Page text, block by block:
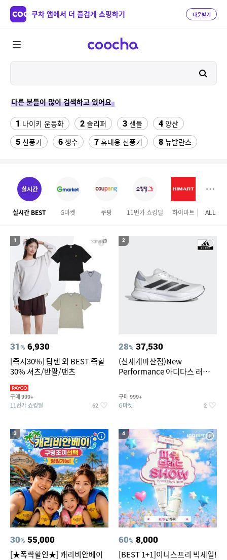
쿠차 앱에서 더 즐겁게 쇼핑하기 다운받기
다른 분들이 많이 검색하고 있어요
1 나이키 운동화 2 슬리퍼 3 샌들 4 양산
5 선풍기 6 생수 7 휴대용 선풍기 8 뉴발란스
12 rnrn 러닝조끼 구혜선
15 속초 체스터톤스
18 무대의상 19 20 블루원 ALL
실시간
실시간 BEST G마켓 쿠팡 11번가 쇼킹딜 하이마트
1
31% 6,930
[즉시30%] 탑텐 외 BEST 즉할
30% 셔츠/반팔/팬츠
구매 999+
11번가 쇼킹딜 62
2
28% 37,530
(신세계마산점)New
Performance 아디다스 러닝화
구매 999+
G마켓 2
3
30% 55,000
[★폭싹할인★] 캐리비안베이
4
60% 8,000
[BEST 1+1]이니스프리 빅세일!